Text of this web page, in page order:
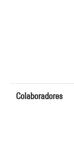
Colaboradores